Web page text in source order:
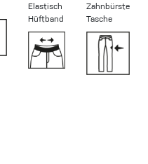
Elastisch
Hüftband
Zahnbürste
Tasche